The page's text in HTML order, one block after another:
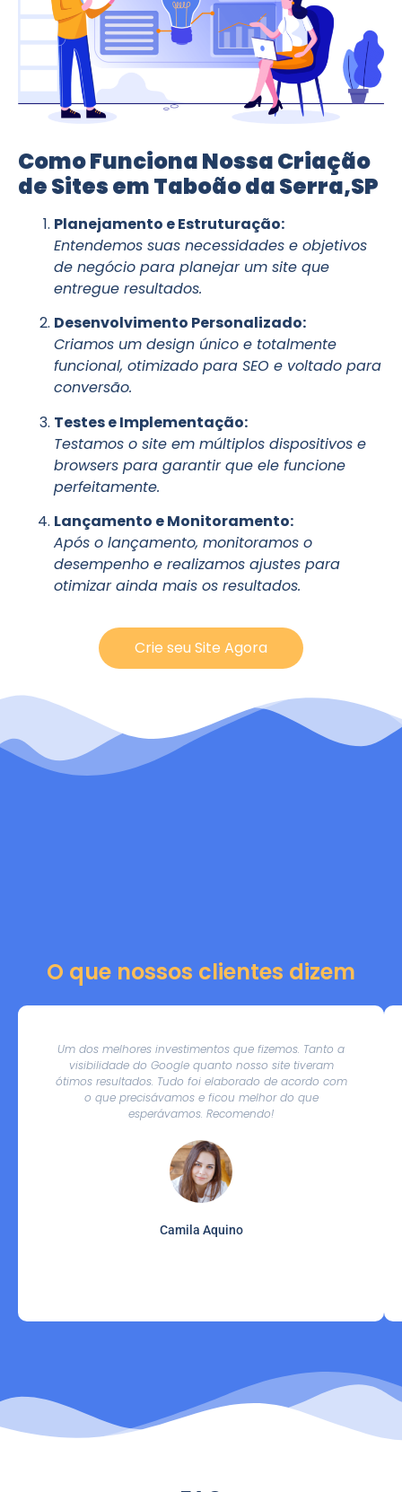
Como Funciona Nossa Criação
de Sites em Taboão da Serra,SP
Planejamento e Estruturação:
Entendemos suas necessidades e objetivos
de negócio para planejar um site que
entregue resultados.
Desenvolvimento Personalizado:
Criamos um design único e totalmente
funcional, otimizado para SEO e voltado para
conversão.
Testes e Implementação:
Testamos o site em múltiplos dispositivos e
browsers para garantir que ele funcione
perfeitamente.
Lançamento e Monitoramento:
Após o lançamento, monitoramos o
desempenho e realizamos ajustes para
otimizar ainda mais os resultados.
Crie seu Site Agora
O que nossos clientes dizem
Um dos melhores investimentos que fizemos. Tanto a
visibilidade do Google quanto nosso site tiveram
ótimos resultados. Tudo foi elaborado de acordo com
o que precisávamos e ficou melhor do que
esperávamos. Recomendo!
Camila Aquino